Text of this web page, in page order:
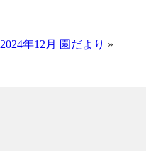
2024年12月 園だより »